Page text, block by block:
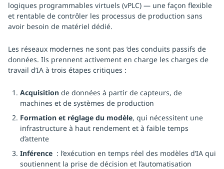
logiques programmables virtuels (vPLC) — une façon flexible
et rentable de contrôler les processus de production sans
avoir besoin de matériel dédié.
Les réseaux modernes ne sont pas ’des conduits passifs de
données. Ils prennent activement en charge les charges de
travail d’IA à trois étapes critiques :
Acquisition de données à partir de capteurs, de
machines et de systèmes de production
Formation et réglage du modèle, qui nécessitent une
infrastructure à haut rendement et à faible temps
d’attente
Inférence : l’exécution en temps réel des modèles d’IA qui
soutiennent la prise de décision et l’automatisation